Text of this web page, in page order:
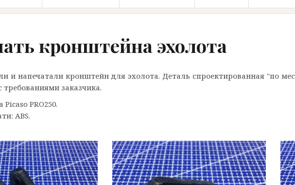
кронштейна эхолота
и напечатали кронштейн для эхолота. Деталь спроектированная "по
требованиями заказчика.
PRO250.
ABS.